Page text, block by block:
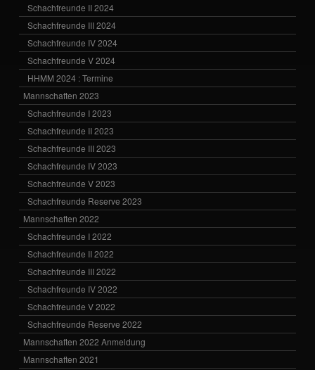
Schachfreunde II 2024
Schachfreunde III 2024
Schachfreunde IV 2024
Schachfreunde V 2024
HHMM 2024 : Termine
Mannschaften 2023
Schachfreunde I 2023
Schachfreunde II 2023
Schachfreunde III 2023
Schachfreunde IV 2023
Schachfreunde V 2023
Schachfreunde Reserve 2023
Mannschaften 2022
Schachfreunde I 2022
Schachfreunde II 2022
Schachfreunde III 2022
Schachfreunde IV 2022
Schachfreunde V 2022
Schachfreunde Reserve 2022
Mannschaften 2022 Anmeldung
Mannschaften 2021